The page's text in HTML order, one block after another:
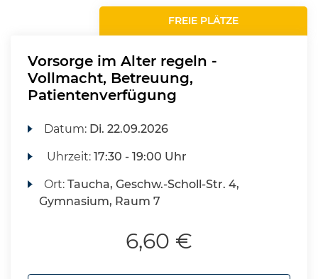
FREIE PLÄTZE
Vorsorge im Alter regeln -
Vollmacht, Betreuung,
Patientenverfügung
Datum: Di. 22.09.2026
Uhrzeit:17:30 - 19:00 Uhr
Ort:Taucha, Geschw.-Scholl-Str. 4,
Gymnasium, Raum 7
6,60 €